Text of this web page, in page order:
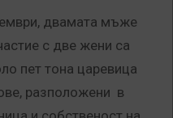
двамата мъже
с две жени са
пет тона царевица
разположени в